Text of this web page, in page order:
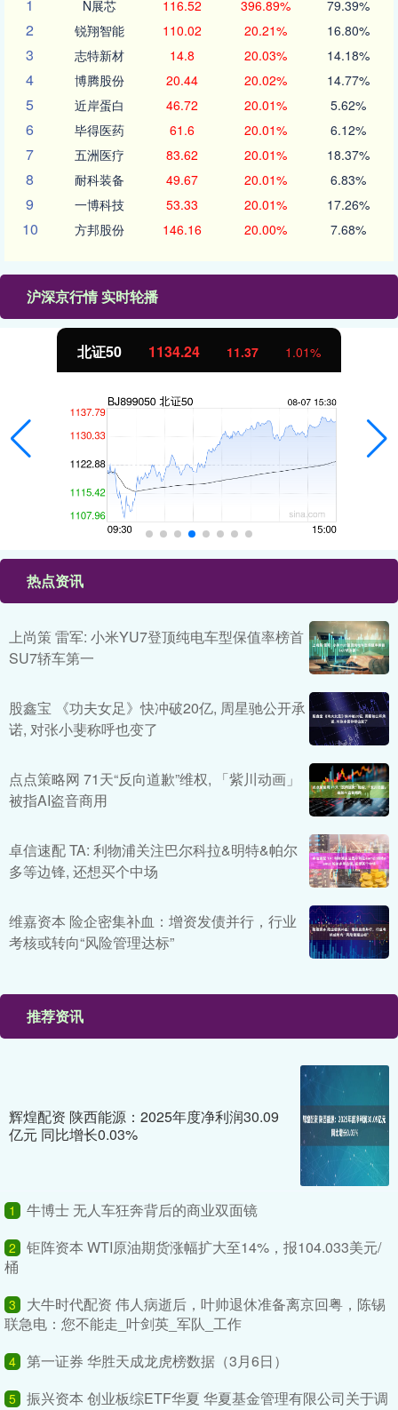
1
N展芯 116.52 396.89% 79.39%
2 锐翔智能 110.02 20.21% 16.80%
3 志特新材 14.8 20.03% 14.18%
4 博腾股份 20.44 20.02% 14.77%
5 近岸蛋白 46.72 20.01% 5.62%
6 毕得医药 61.6 20.01% 6.12%
7 五洲医疗 83.62 20.01% 18.37%
8 耐科装备 49.67 20.01% 6.83%
9 一博科技 53.33 20.01% 17.26%
10 方邦股份 146.16 20.00% 7.68%
沪深京行情 实时轮播
北证50 1134.24 11.37 1.01%
热点资讯
上尚策 雷军: 小米YU7登顶纯电车型保值率榜首
SU7轿车第一
股鑫宝 《功夫女足》快冲破20亿, 周星驰公开承
诺, 对张小斐称呼也变了
点点策略网 71天“反向道歉”维权, 「紫川动画」
被指AI盗音商用
卓信速配 TA: 利物浦关注巴尔科拉&明特&帕尔
多等边锋, 还想买个中场
维嘉资本 险企密集补血：增资发债并行，行业
考核或转向“风险管理达标”
推荐资讯
辉煌配资 陕西能源：2025年度净利润30.09
亿元 同比增长0.03%
1 牛博士 无人车狂奔背后的商业双面镜
2
钜阵资本 WTI原油期货涨幅扩大至14%，报104.033美元/
桶
3
大牛时代配资 伟人病逝后，叶帅退休准备离京回粤，陈锡
联急电：您不能走_叶剑英_军队_工作
4 第一证券 华胜天成龙虎榜数据（3月6日）
5 振兴资本 创业板综ETF华夏 华夏基金管理有限公司关于调